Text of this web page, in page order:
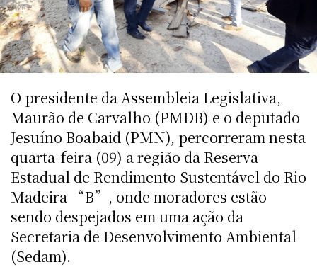
O presidente da Assembleia Legislativa,
Maurão de Carvalho (PMDB) e o deputado
Jesuíno Boabaid (PMN), percorreram nesta
quarta-feira (09) a região da Reserva
Estadual de Rendimento Sustentável do Rio
Madeira “B”, onde moradores estão
sendo despejados em uma ação da
Secretaria de Desenvolvimento Ambiental
(Sedam).